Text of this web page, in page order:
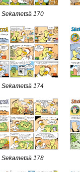
Sekametsä 170
Sekametsä 174
Sekametsä 178